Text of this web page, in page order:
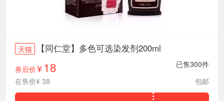
天猫 【同仁堂】多色可选染发剂200ml
券后价¥ 18
已售300件
在售价¥ 38
包邮